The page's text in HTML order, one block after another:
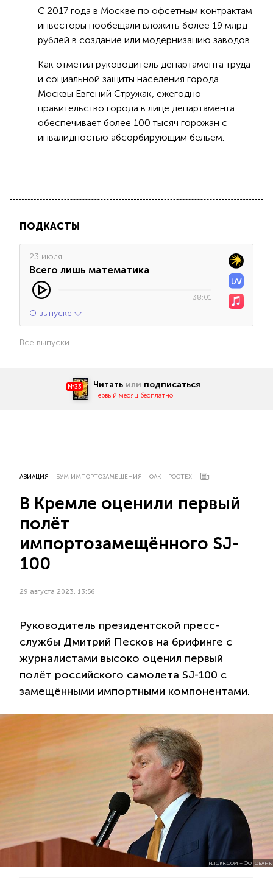
С 2017 года в Москве по офсетным контрактам
инвесторы пообещали вложить более 19 млрд
рублей в создание или модернизацию заводов.
Как отметил руководитель департамента труда
и социальной защиты населения города
Москвы Евгений Стружак, ежегодно
правительство города в лице департамента
обеспечивает более 100 тысяч горожан с
инвалидностью абсорбирующим бельем.
ПОДКАСТЫ
23 июля
Всего лишь математика
38:01
О выпуске
Все выпуски
№33 Читать или подписаться
Первый месяц бесплатно
АВИАЦИЯ БУМ ИМПОРТОЗАМЕЩЕНИЯ ОАК РОСТЕХ
В Кремле оценили первый
полёт
импортозамещённого SJ-
100
29 августа 2023, 13:56
Руководитель президентской пресс-
службы Дмитрий Песков на брифинге с
журналистами высоко оценил первый
полёт российского самолета SJ-100 с
замещёнными импортными компонентами.
FLICKR.COM – ФОТОБАНК